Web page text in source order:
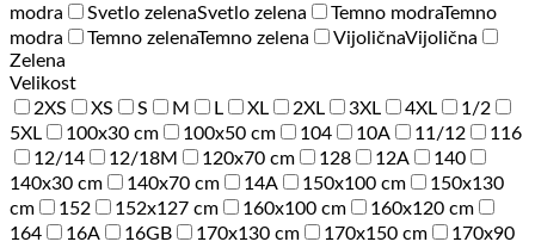
modra
Svetlo zelenaSvetlo zelena Temno modraTemno
modra
Temno zelenaTemno zelena VijoličnaVijolična
Zelena
Velikost
2XS
XS S M L XL 2XL 3XL 4XL
1/2
5XL
100x30 cm 100x50 cm 104 10A 11/12
116
12/14
12/18M 120x70 cm 128 12A
140
140x30 cm
140x70 cm 14A 150x100 cm
150x130
cm
152 152x127 cm 160x100 cm
160x120 cm
164
16A 16GB 170x130 cm 170x150 cm
170x90